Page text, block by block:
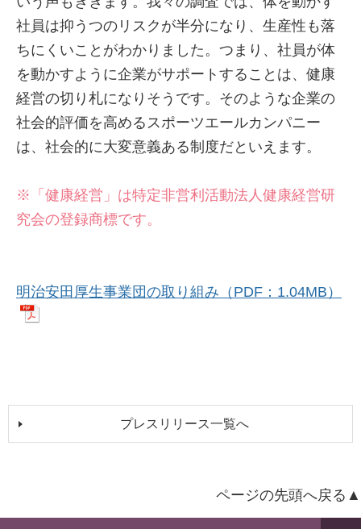
社員は抑うつのリスクが半分になり、生産性も落
ちにくいことがわかりました。つまり、社員が体
を動かすように企業がサポートすることは、健康
経営の切り札になりそうです。そのような企業の
社会的評価を高めるスポーツエールカンパニー
は、社会的に大変意義ある制度だといえます。
※「健康経営」は特定非営利活動法人健康経営研
究会の登録商標です。
明治安田厚生事業団の取り組み（PDF：1.04MB）
プレスリリース一覧へ
ページの先頭へ戻る▲